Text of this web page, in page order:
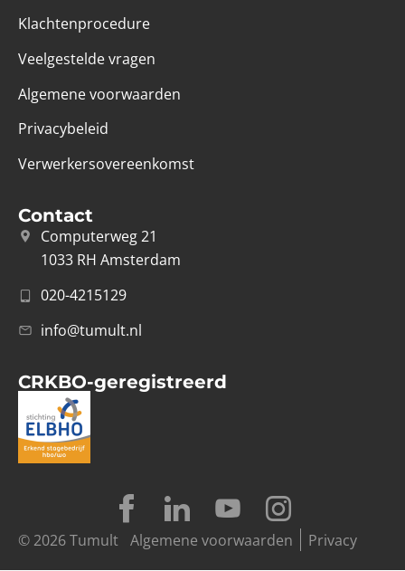
Klachtenprocedure
Veelgestelde vragen
Algemene voorwaarden
Privacybeleid
Verwerkersovereenkomst
Contact
Computerweg 21
1033 RH Amsterdam
020-4215129
info@tumult.nl
CRKBO-geregistreerd
© 2026 Tumult Algemene voorwaarden Privacy